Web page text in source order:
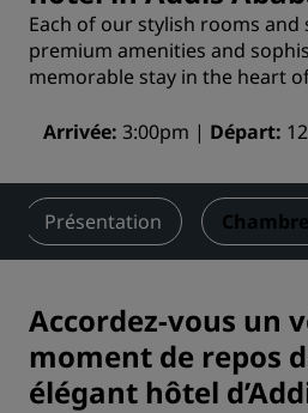
Each of our stylish rooms
premium amenities and
memorable stay in the heart
Arrivée 3:00pm Départ
Présentation
Accordez-vous un
moment de repos
élégant hôtel